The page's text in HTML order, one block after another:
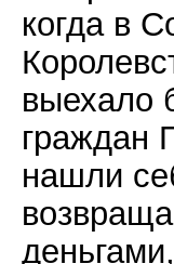
когда в
выехало
граждан
нашли